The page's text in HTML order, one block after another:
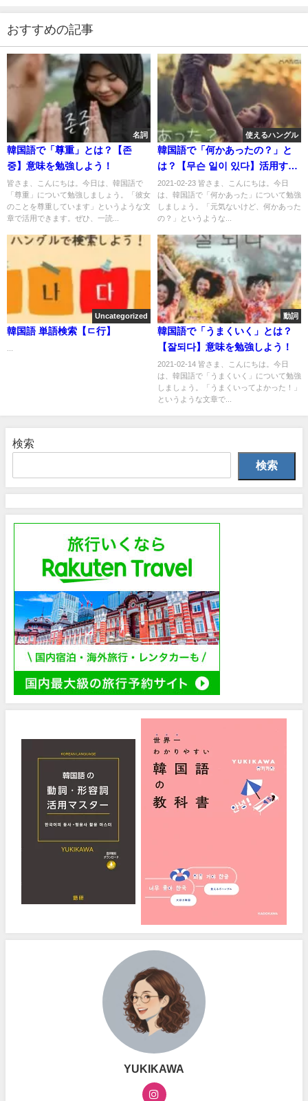
おすすめの記事
名詞
韓国語で「尊重」とは？【존
중】意味を勉強しよう！
皆さま、こんにちは。今日は、韓国語で
「尊重」について勉強しましょう。「彼女
のことを尊重しています」というような文
章で活用できます。ぜひ、一読...
使えるハングル
韓国語で「何かあったの？」と
は？【무슨 일이 있다】活用す
る！
2021-02-23 皆さま、こんにちは。今日
は、韓国語で「何かあった」について勉強
しましょう。「元気ないけど、何かあった
の？」というような...
Uncategorized
韓国語 単語検索【ㄷ行】
動詞
韓国語で「うまくいく」とは？
【잘되다】意味を勉強しよう！
2021-02-14 皆さま、こんにちは。今日
は、韓国語で「うまくいく」について勉強
しましょう。「うまくいってよかった！」
というような文章で...
検索
検索
YUKIKAWA